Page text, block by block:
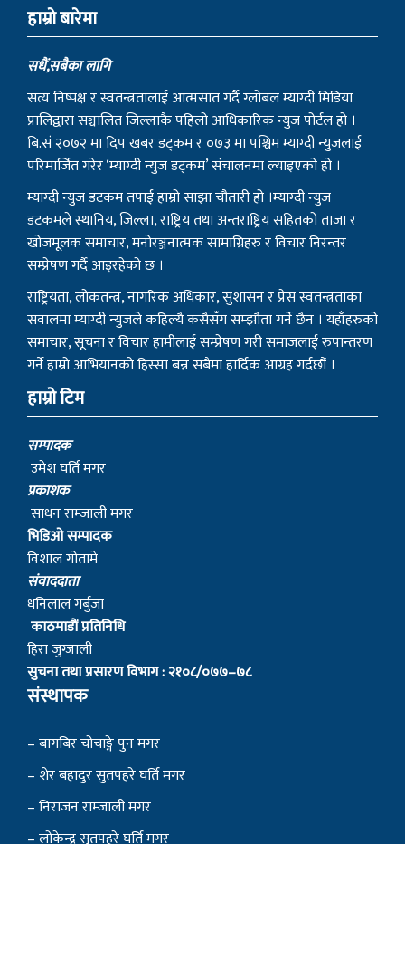
हाम्राे बारेमा
सधैं,सबैका लागि
सत्य निष्पक्ष र स्वतन्त्रतालाई आत्मसात गर्दै ग्लोबल म्याग्दी मिडिया
प्रालिद्वारा सञ्चालित जिल्लाकै पहिलो आधिकारिक न्युज पोर्टल हो ।
बि.सं २०७२ मा दिप खबर डट्कम र ०७३ मा पश्चिम म्याग्दी न्युजलाई
परिमार्जित गरेर ‘म्याग्दी न्युज डट्कम’ संचालनमा ल्याइएको हो ।
म्याग्दी न्युज डटकम तपाई हाम्रो साझा चौतारी हो ।म्याग्दी न्युज
डटकमले स्थानिय, जिल्ला, राष्ट्रिय तथा अन्तराष्ट्रिय सहितको ताजा र
खोजमूलक समाचार, मनोरञ्जनात्मक सामाग्रिहरु र विचार निरन्तर
सम्प्रेषण गर्दै आइरहेको छ ।
राष्ट्रियता, लोकतन्त्र, नागरिक अधिकार, सुशासन र प्रेस स्वतन्त्रताका
सवालमा म्याग्दी न्युजले कहिल्यै कसैसँग सम्झौता गर्ने छैन । यहाँहरुको
समाचार, सूचना र विचार हामीलाई सम्प्रेषण गरी समाजलाई रुपान्तरण
गर्ने हाम्रो आभियानको हिस्सा बन्न सबैमा हार्दिक आग्रह गर्दछौं ।
हाम्रो टिम
सम्पादक
उमेश घर्ति मगर
प्रकाशक
साधन राम्जाली मगर
भिडिओ सम्पादक
विशाल गोतामे
स‌ंवाददाता
धनिलाल गर्बुजा
काठमाडाैं प्रतिनिधि
हिरा जुग्जाली
सुचना तथा प्रसारण विभाग : २१०८/०७७–७८
संस्थापक
– बागबिर चोचाङ्गे पुन मगर
– शेर बहादुर सुतपहरे घर्ति मगर
– निराजन राम्जाली मगर
– लोकेन्द्र सुतपहरे घर्ति मगर